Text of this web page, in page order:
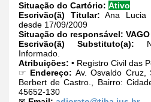
Situação do Cartório: Ativo
Escrivão(ã) Titular: Ana Lucia
desde 17/09/2009
Situação do responsável: VAGO
Escrivão(ã) Substituto(a):
Informado.
Atribuições: • Registro Civil das
☞ Endereço: Av. Osvaldo Cruz,
Berbert de Castro., Bairro:
45652-130